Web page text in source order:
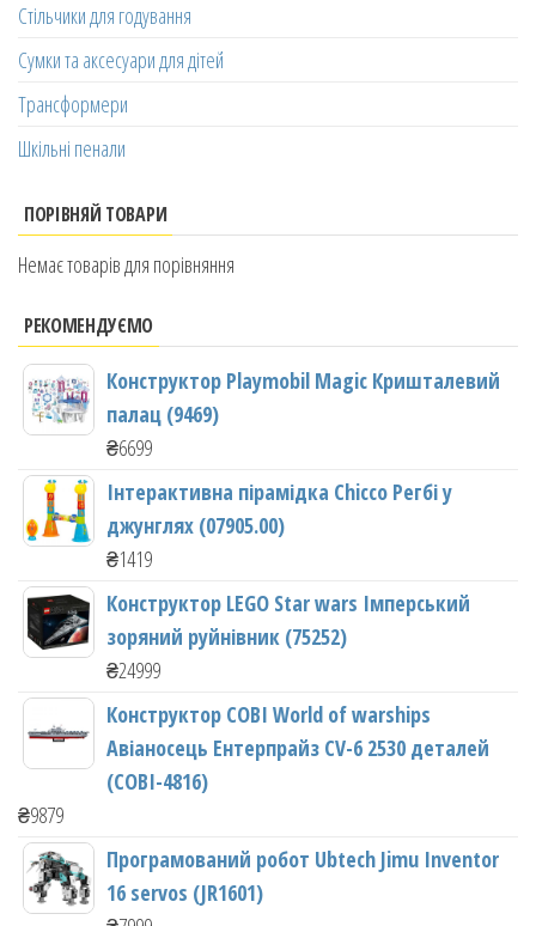
Стільчики для годування
Сумки та аксесуари для дітей
Трансформери
Шкільні пенали
ПОРІВНЯЙ ТОВАРИ
Немає товарів для порівняння
РЕКОМЕНДУЄМО
Конструктор Playmobil Magic Кришталевий
палац (9469)
₴6699
Інтерактивна пірамідка Chicco Регбі у
джунглях (07905.00)
₴1419
Конструктор LEGO Star wars Імперський
зоряний руйнівник (75252)
₴24999
Конструктор COBI World of warships
Авіаносець Ентерпрайз CV-6 2530 деталей
(COBI-4816)
₴9879
Програмований робот Ubtech Jimu Inventor
16 servos (JR1601)